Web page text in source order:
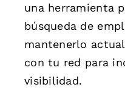
una herramienta
búsqueda de
mantenerlo
con tu red para
visibilidad.